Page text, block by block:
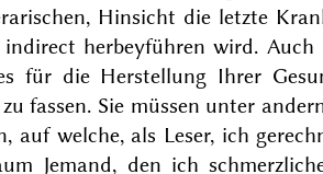
Hinsicht die letzte
herbeyführen wird. Auch
für die Herstellung Ihrer
fassen. Sie müssen unter
auf welche, als Leser, ich
Jemand, den ich